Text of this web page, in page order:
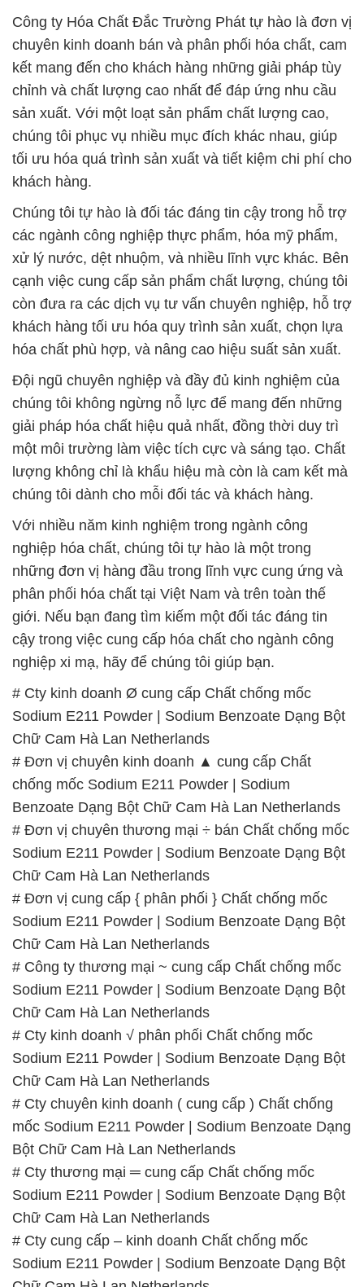
sản xuất. Với một loạt sản phẩm chất lượng cao,
chúng tôi phục vụ nhiều mục đích khác nhau, giúp
tối ưu hóa quá trình sản xuất và tiết kiệm chi phí cho
khách hàng.
Chúng tôi tự hào là đối tác đáng tin cậy trong hỗ trợ
các ngành công nghiệp thực phẩm, hóa mỹ phẩm,
xử lý nước, dệt nhuộm, và nhiều lĩnh vực khác. Bên
cạnh việc cung cấp sản phẩm chất lượng, chúng tôi
còn đưa ra các dịch vụ tư vấn chuyên nghiệp, hỗ trợ
khách hàng tối ưu hóa quy trình sản xuất, chọn lựa
hóa chất phù hợp, và nâng cao hiệu suất sản xuất.
Đội ngũ chuyên nghiệp và đầy đủ kinh nghiệm của
chúng tôi không ngừng nỗ lực để mang đến những
giải pháp hóa chất hiệu quả nhất, đồng thời duy trì
một môi trường làm việc tích cực và sáng tạo. Chất
lượng không chỉ là khẩu hiệu mà còn là cam kết mà
chúng tôi dành cho mỗi đối tác và khách hàng.
Với nhiều năm kinh nghiệm trong ngành công
nghiệp hóa chất, chúng tôi tự hào là một trong
những đơn vị hàng đầu trong lĩnh vực cung ứng và
phân phối hóa chất tại Việt Nam và trên toàn thế
giới. Nếu bạn đang tìm kiếm một đối tác đáng tin
cậy trong việc cung cấp hóa chất cho ngành công
nghiệp xi mạ, hãy để chúng tôi giúp bạn.
# Cty kinh doanh Ø cung cấp Chất chống mốc
Sodium E211 Powder | Sodium Benzoate Dạng Bột
Chữ Cam Hà Lan Netherlands
# Đơn vị chuyên kinh doanh ▲ cung cấp Chất
chống mốc Sodium E211 Powder | Sodium
Benzoate Dạng Bột Chữ Cam Hà Lan Netherlands
# Đơn vị chuyên thương mại ÷ bán Chất chống mốc
Sodium E211 Powder | Sodium Benzoate Dạng Bột
Chữ Cam Hà Lan Netherlands
# Đơn vị cung cấp { phân phối } Chất chống mốc
Sodium E211 Powder | Sodium Benzoate Dạng Bột
Chữ Cam Hà Lan Netherlands
# Công ty thương mại ~ cung cấp Chất chống mốc
Sodium E211 Powder | Sodium Benzoate Dạng Bột
Chữ Cam Hà Lan Netherlands
# Cty kinh doanh √ phân phối Chất chống mốc
Sodium E211 Powder | Sodium Benzoate Dạng Bột
Chữ Cam Hà Lan Netherlands
# Cty chuyên kinh doanh ( cung cấp ) Chất chống
mốc Sodium E211 Powder | Sodium Benzoate Dạng
Bột Chữ Cam Hà Lan Netherlands
# Cty thương mại ═ cung cấp Chất chống mốc
Sodium E211 Powder | Sodium Benzoate Dạng Bột
Chữ Cam Hà Lan Netherlands
# Cty cung cấp – kinh doanh Chất chống mốc
Sodium E211 Powder | Sodium Benzoate Dạng Bột
Chữ Cam Hà Lan Netherlands
# Nơi kinh doanh ■ cung cấp Chất chống mốc
Sodium E211 Powder | Sodium Benzoate Dạng Bột
Chữ Cam Hà Lan Netherlands
# Cung cấp _ phân phối Chất chống mốc Sodium